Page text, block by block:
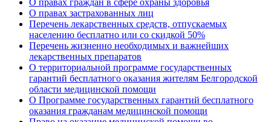
О правах граждан в сфере охраны здоровья
О правах застрахованных лиц
Перечень лекарственных средств, отпускаемых
населению бесплатно или со скидкой 50%
Перечень жизненно необходимых и важнейших
лекарственных препаратов
О территориальной программе государственных
гарантий бесплатного оказания жителям Белгородской
области медицинской помощи
О Программе государственных гарантий бесплатного
оказания гражданам медицинской помощи